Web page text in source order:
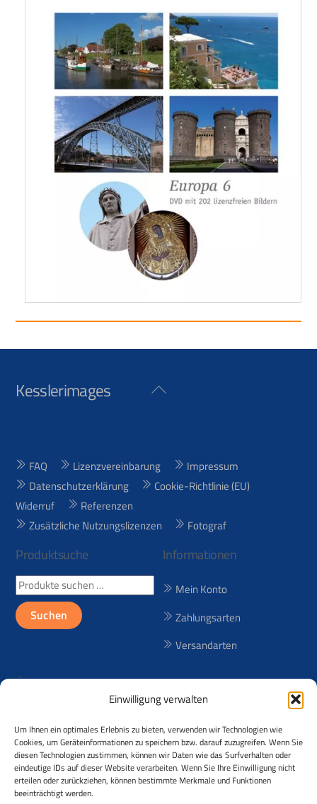
Einwilligung verwalten
Um Ihnen ein optimales Erlebnis zu bieten, verwenden wir Technologien wie
Cookies, um Geräteinformationen zu speichern bzw. darauf zuzugreifen. Wenn Sie
diesen Technologien zustimmen, können wir Daten wie das Surfverhalten oder
eindeutige IDs auf dieser Website verarbeiten. Wenn Sie Ihre Einwilligung nicht
erteilen oder zurückziehen, können bestimmte Merkmale und Funktionen
beeinträchtigt werden.
Back
Kesslerimages
FAQ Lizenzvereinbarung
Impressum
Datenschutzerklärung
Cookie-Richtlinie (EU)
Widerruf
Referenzen
Zusätzliche Nutzungslizenzen
Fotograf
Produktsuche
Suchen
nach:
Suchen
Informationen
Mein Konto
Zahlungsarten
Versandarten
Über uns
(RF) und lizenzpflichtige (RM)
Reisebilder aus über 50
Ländern an! Der Urheber der
Fotos ist Andreas Kessler.